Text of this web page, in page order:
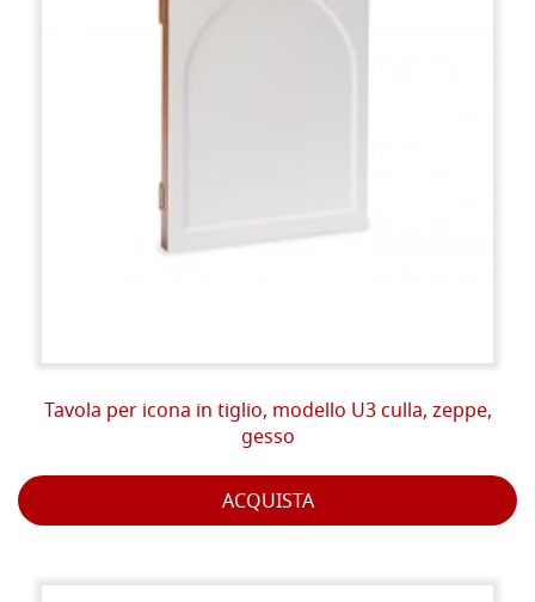
Tavola per icona in tiglio, modello U3 culla, zeppe,
gesso
ACQUISTA